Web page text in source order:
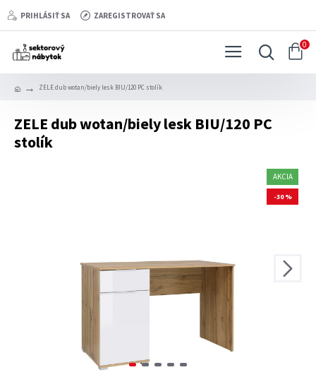
PRIHLÁSIŤ SA ZAREGISTROVAŤ SA
0
ZELE dub wotan/biely lesk BIU/120 PC stolík
ZELE dub wotan/biely lesk BIU/120 PC
stolík
AKCIA
-30 %